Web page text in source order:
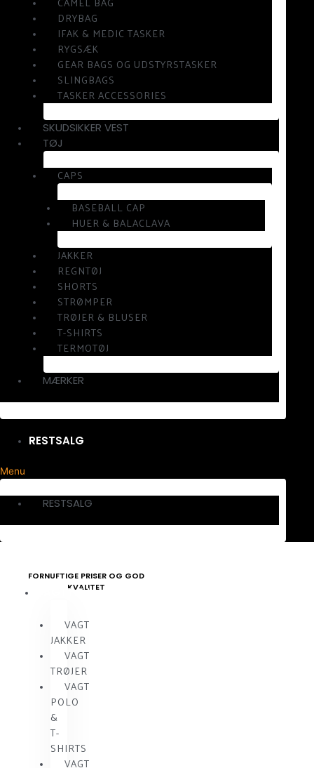
DRYBAG
IFAK & MEDIC TASKER
RYGSÆK
GEAR BAGS OG UDSTYRSTASKER
SLINGBAGS
TASKER ACCESSORIES
SKUDSIKKER VEST
TØJ
CAPS
BASEBALL CAP
HUER & BALACLAVA
JAKKER
REGNTØJ
SHORTS
STRØMPER
TRØJER & BLUSER
T-SHIRTS
TERMOTØJ
MÆRKER
RESTSALG
Menu
RESTSALG
FORNUFTIGE PRISER OG GOD
KVALITET
VAGTTØJ
VAGT
JAKKER
VAGT
TRØJER
VAGT
POLO
&
T-
SHIRTS
VAGT